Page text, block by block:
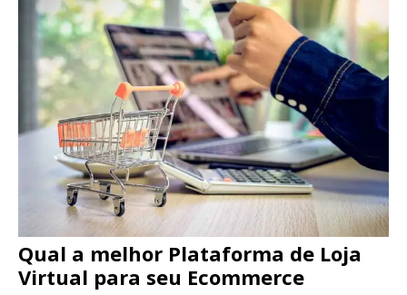
Qual a melhor Plataforma de Loja
Virtual para seu Ecommerce